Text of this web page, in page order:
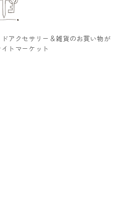
アクセサリー＆雑貨のお買い物が
トマーケット